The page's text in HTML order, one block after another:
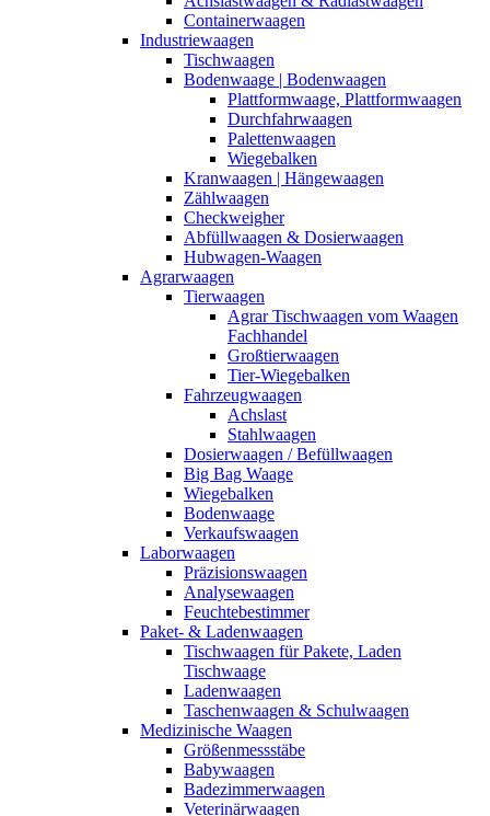
Containerwaagen
Industriewaagen
Tischwaagen
Bodenwaage | Bodenwaagen
Plattformwaage, Plattformwaagen
Durchfahrwaagen
Palettenwaagen
Wiegebalken
Kranwaagen | Hängewaagen
Zählwaagen
Checkweigher
Abfüllwaagen & Dosierwaagen
Hubwagen-Waagen
Agrarwaagen
Tierwaagen
Agrar Tischwaagen vom Waagen
Fachhandel
Großtierwaagen
Tier-Wiegebalken
Fahrzeugwaagen
Achslast
Stahlwaagen
Dosierwaagen / Befüllwaagen
Big Bag Waage
Wiegebalken
Bodenwaage
Verkaufswaagen
Laborwaagen
Präzisionswaagen
Analysewaagen
Feuchtebestimmer
Paket- & Ladenwaagen
Tischwaagen für Pakete, Laden
Tischwaage
Ladenwaagen
Taschenwaagen & Schulwaagen
Medizinische Waagen
Größenmessstäbe
Babywaagen
Badezimmerwaagen
Veterinärwaagen